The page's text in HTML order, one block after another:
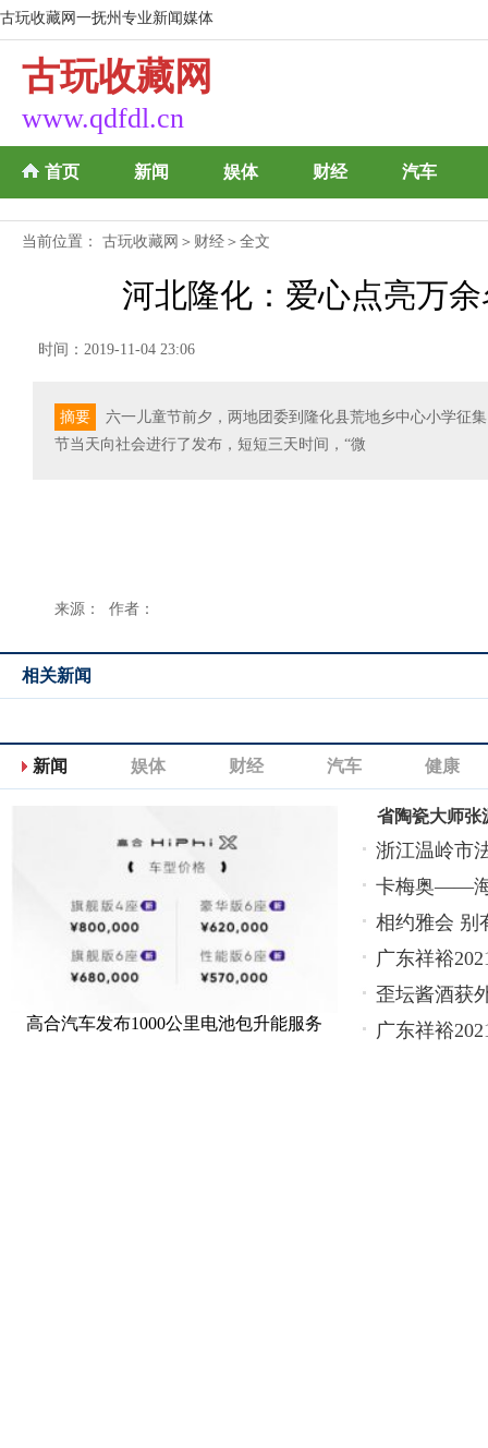
古玩收藏网一抚州专业新闻媒体
古玩收藏网
www.qdfdl.cn
首页 新闻 娱体 财经 汽车
当前位置： 古玩收藏网 ＞ 财经 ＞全文
河北隆化：爱心点亮万
时间：2019-11-04 23:06
摘要
六一儿童节前夕，两地团委到隆化县荒地乡中心小学征
节当天向社会进行了发布，短短三天时间，“微
来源： 作者：
相关新闻
新闻 娱体 财经 汽车 健康
高合汽车发布1000公里电池包升能服务
省陶瓷大师张
浙江温岭市
卡梅奥——
相约雅会 别
广东祥裕
歪坛酱酒获
广东祥裕